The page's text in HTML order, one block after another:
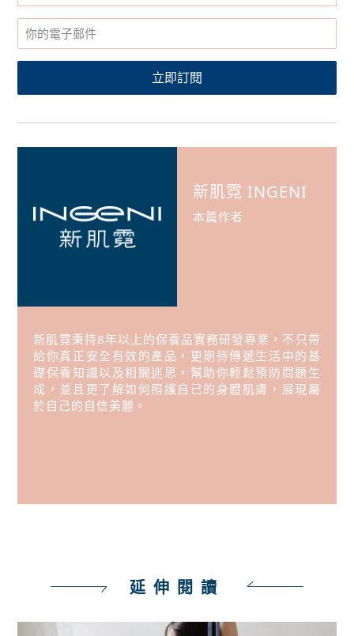
立即訂閱
新肌霓 INGENI
本篇作者
新肌霓秉持8年以上的保養品實務研發專業，不只帶
給你真正安全有效的產品，更期待傳遞生活中的基
礎保養知識以及相關迷思，幫助你輕鬆預防問題生
成，並且更了解如何照護自己的身體肌膚，展現屬
於自己的自信美麗。
延伸閱讀